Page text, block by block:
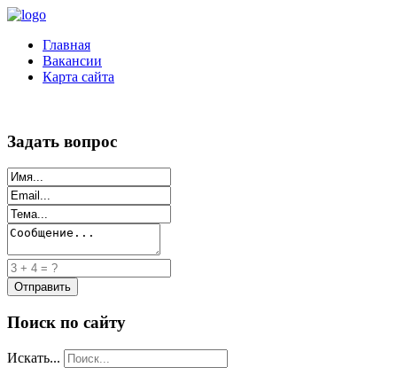
Главная
Вакансии
Карта сайта
Задать вопрос
Поиск по сайту
Искать...